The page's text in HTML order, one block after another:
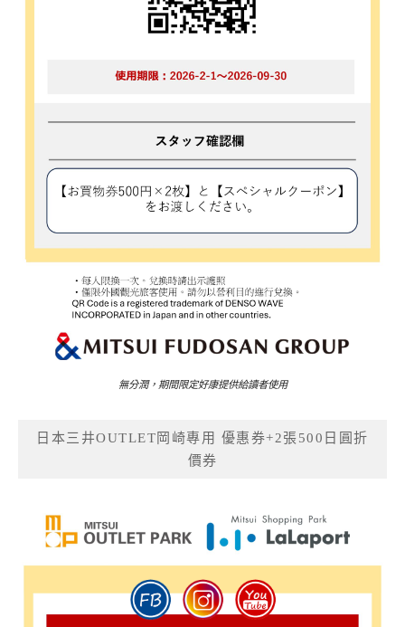
無分潤，期間限定好康提供給讀者使用
日本三井OUTLET岡崎專用 優惠券+2張500日圓折
價券